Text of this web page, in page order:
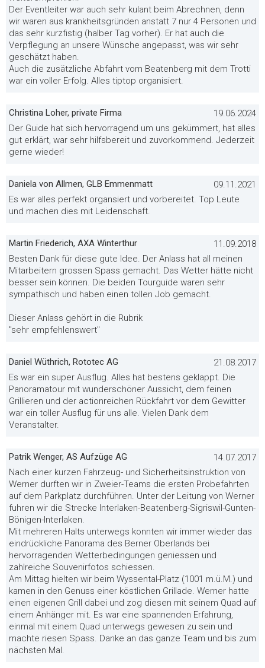
Der Eventleiter war auch sehr kulant beim Abrechnen, denn
wir waren aus krankheitsgründen anstatt 7 nur 4 Personen und
das sehr kurzfistig (halber Tag vorher). Er hat auch die
Verpflegung an unsere Wünsche angepasst, was wir sehr
geschätzt haben.
Auch die zusätzliche Abfahrt vom Beatenberg mit dem Trotti
war ein voller Erfolg. Alles tiptop organisiert.
Christina Loher, private Firma
19.06.2024
Der Guide hat sich hervorragend um uns gekümmert, hat alles
gut erklärt, war sehr hilfsbereit und zuvorkommend. Jederzeit
gerne wieder!
Daniela von Allmen, GLB Emmenmatt
09.11.2021
Es war alles perfekt organsiert und vorbereitet. Top Leute
und machen dies mit Leidenschaft.
Martin Friederich, AXA Winterthur
11.09.2018
Besten Dank für diese gute Idee. Der Anlass hat all meinen
Mitarbeitern grossen Spass gemacht. Das Wetter hätte nicht
besser sein können. Die beiden Tourguide waren sehr
sympathisch und haben einen tollen Job gemacht.
Dieser Anlass gehört in die Rubrik
"sehr empfehlenswert"
Daniel Wüthrich, Rototec AG
21.08.2017
Es war ein super Ausflug. Alles hat bestens geklappt. Die
Panoramatour mit wunderschöner Aussicht, dem feinen
Grillieren und der actionreichen Rückfahrt vor dem Gewitter
war ein toller Ausflug für uns alle. Vielen Dank dem
Veranstalter.
Patrik Wenger, AS Aufzüge AG
14.07.2017
Nach einer kurzen Fahrzeug- und Sicherheitsinstruktion von
Werner durften wir in Zweier-Teams die ersten Probefahrten
auf dem Parkplatz durchführen. Unter der Leitung von Werner
fuhren wir die Strecke Interlaken-Beatenberg-Sigriswil-Gunten-
Bönigen-Interlaken.
Mit mehreren Halts unterwegs konnten wir immer wieder das
eindrückliche Panorama des Berner Oberlands bei
hervorragenden Wetterbedingungen geniessen und
zahlreiche Souvenirfotos schiessen.
Am Mittag hielten wir beim Wyssental-Platz (1001 m.ü.M.) und
kamen in den Genuss einer köstlichen Grillade. Werner hatte
einen eigenen Grill dabei und zog diesen mit seinem Quad auf
einem Anhänger mit. Es war eine spannenden Erfahrung,
einmal mit einem Quad unterwegs gewesen zu sein und
machte riesen Spass. Danke an das ganze Team und bis zum
nächsten Mal.